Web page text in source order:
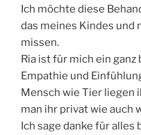
Ich möchte diese
das meines Kindes und
missen.
Ria ist für mich ein
Empathie und
Mensch wie Tier liegen
man ihr privat wie auch
Ich sage danke für alles